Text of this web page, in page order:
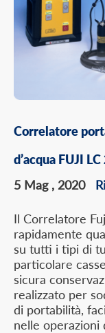
Correlatore
d’acqua FUJI
5 Mag , 2020
Il Correlatore
rapidamente
su tutti i tipi di
particolare
sicura
realizzato per
di portabilità,
nelle